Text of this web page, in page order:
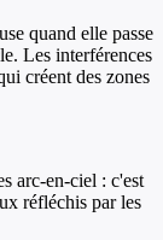
quand elle passe
Les interférences
créent des zones
arc-en-ciel : c'est
réfléchis par les